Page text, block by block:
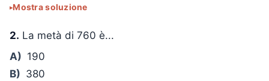
Mostra soluzione
2. La metà di 760 è...
A) 190
B) 380